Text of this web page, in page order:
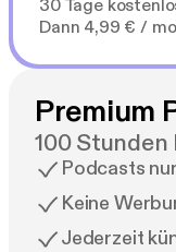
30 Tage
Dann 4,99 € /
Premium
100
Podcasts
Keine
Jederzeit